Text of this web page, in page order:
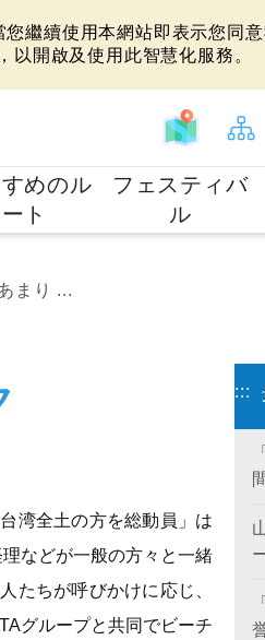
繼續使用本網站即表示您同
開啟及使用此智慧化服務。
めのル
ート
フェスティバ
ル
まり ...
湾全土の方を総動員」は
などが一般の方々と一緒
たちが呼びかけに応じ、
グループと共同でビーチ
:::